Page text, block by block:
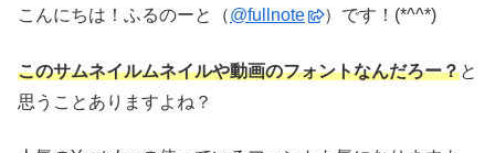
こんにちは！ふるのーと（@fullnote ）です！(*^^*)
このサムネイルムネイルや動画のフォントなんだろー？と
思うことありますよね？